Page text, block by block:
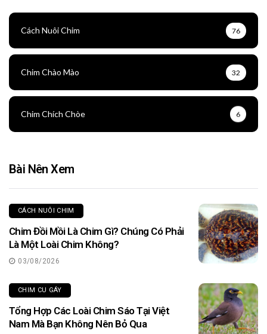
Cách Nuôi Chim 76
Chim Chào Mào 32
Chim Chích Chòe 6
Bài Nên Xem
CÁCH NUÔI CHIM
Chim Đồi Mồi Là Chim Gì? Chúng Có Phải
Là Một Loài Chim Không?
03/08/2026
CHIM CU GÁY
Tổng Hợp Các Loài Chim Sáo Tại Việt
Nam Mà Bạn Không Nên Bỏ Qua